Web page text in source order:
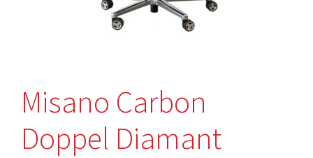
Misano Carbon
Doppel Diamant